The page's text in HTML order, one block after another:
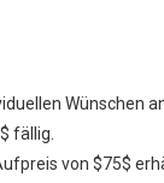
Wünschen
fällig.
von $75$